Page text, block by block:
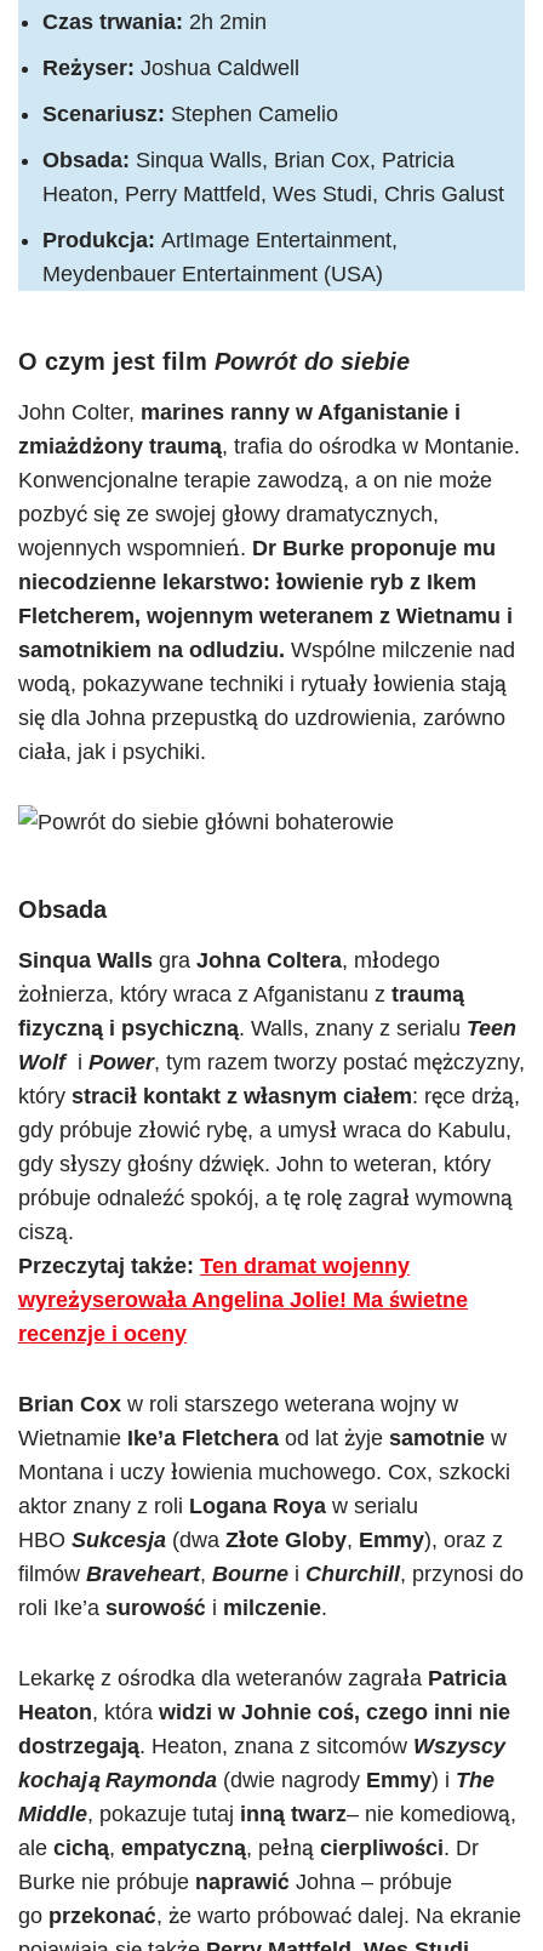
Czas trwania: 2h 2min
Reżyser: Joshua Caldwell
Scenariusz: Stephen Camelio
Obsada: Sinqua Walls, Brian Cox, Patricia
Heaton, Perry Mattfeld, Wes Studi, Chris Galust
Produkcja: ArtImage Entertainment,
Meydenbauer Entertainment (USA)
O czym jest film Powrót do siebie
John Colter, marines ranny w Afganistanie i
zmiażdżony traumą, trafia do ośrodka w Montanie.
Konwencjonalne terapie zawodzą, a on nie może
pozbyć się ze swojej głowy dramatycznych,
wojennych wspomnień. Dr Burke proponuje mu
niecodzienne lekarstwo: łowienie ryb z Ikem
Fletcherem, wojennym weteranem z Wietnamu i
samotnikiem na odludziu. Wspólne milczenie nad
wodą, pokazywane techniki i rytuały łowienia stają
się dla Johna przepustką do uzdrowienia, zarówno
ciała, jak i psychiki.
Obsada
Sinqua Walls gra Johna Coltera, młodego
żołnierza, który wraca z Afganistanu z traumą
fizyczną i psychiczną. Walls, znany z serialu Teen
Wolfi Power, tym razem tworzy postać mężczyzny,
który stracił kontakt z własnym ciałem: ręce drżą,
gdy próbuje złowić rybę, a umysł wraca do Kabulu,
gdy słyszy głośny dźwięk. John to weteran, który
próbuje odnaleźć spokój, a tę rolę zagrał wymowną
ciszą.
Przeczytaj także: Ten dramat wojenny
wyreżyserowała Angelina Jolie! Ma świetne
recenzje i oceny
Brian Cox w roli starszego weterana wojny w
Wietnamie Ike’a Fletchera od lat żyje samotnie w
Montana i uczy łowienia muchowego. Cox, szkocki
aktor znany z roli Logana Roya w serialu
HBO Sukcesja (dwa Złote Globy, Emmy), oraz z
filmów Braveheart, Bourne i Churchill, przynosi do
roli Ike’a surowość i milczenie.
Lekarkę z ośrodka dla weteranów zagrała Patricia
Heaton, która widzi w Johnie coś, czego inni nie
dostrzegają. Heaton, znana z sitcomów Wszyscy
kochają Raymonda (dwie nagrody Emmy) i The
Middle, pokazuje tutaj inną twarz– nie komediową,
ale cichą, empatyczną, pełną cierpliwości. Dr
Burke nie próbuje naprawić Johna – próbuje
go przekonać, że warto próbować dalej. Na ekranie